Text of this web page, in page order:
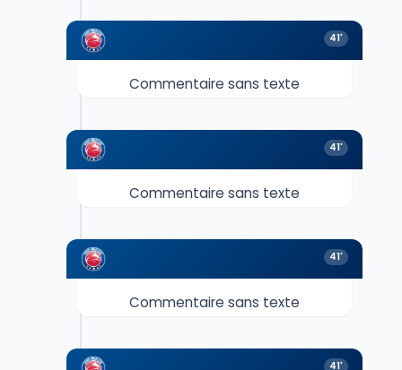
41'
Commentaire sans texte
41'
Commentaire sans texte
41'
Commentaire sans texte
41'